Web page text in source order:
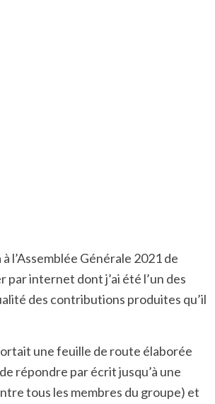
à l’Assemblée Générale 2021 de
internet dont j’ai été l’un des
des contributions produites qu’il
une feuille de route élaborée
répondre par écrit jusqu’à une
tous les membres du groupe) et